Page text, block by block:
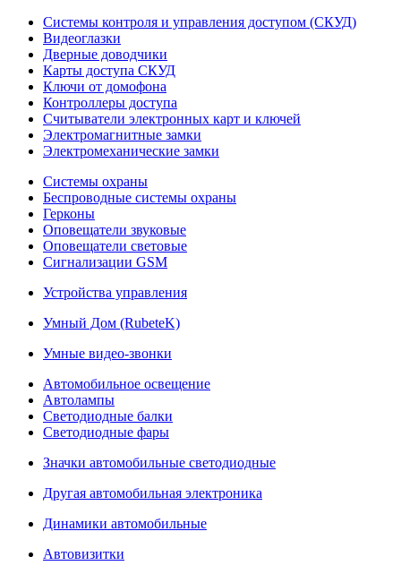
Системы контроля и управления доступом (СКУД)
Видеоглазки
Дверные доводчики
Карты доступа СКУД
Ключи от домофона
Контроллеры доступа
Считыватели электронных карт и ключей
Электромагнитные замки
Электромеханические замки
Системы охраны
Беспроводные системы охраны
Герконы
Оповещатели звуковые
Оповещатели световые
Сигнализации GSM
Устройства управления
Умный Дом (RubeteK)
Умные видео-звонки
Автомобильное освещение
Автолампы
Светодиодные балки
Светодиодные фары
Значки автомобильные светодиодные
Другая автомобильная электроника
Динамики автомобильные
Автовизитки